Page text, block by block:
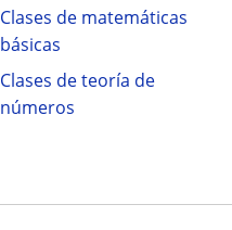
Clases de matemáticas
básicas
Clases de teoría de
números